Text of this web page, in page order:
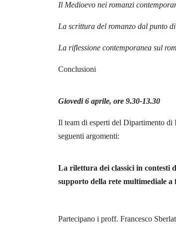
Il Medioevo nei romanzi
La scrittura del romanzo dal punto
La riflessione contemporanea sul
Conclusioni
Giovedi 6 aprile, ore 9.30-13.30
Il team di esperti del Dipartimento di
seguenti argomenti:
La rilettura dei classici in contesti
supporto della rete multimediale a
Partecipano i proff. Francesco